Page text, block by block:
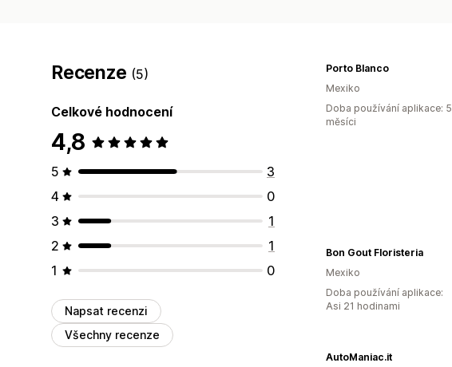
Recenze (5)
Celkové hodnocení
4,8
5
3
4
0
3
1
2
1
1
0
Napsat recenzi
Všechny recenze
Porto Blanco
Mexiko
Doba používání aplikace: 5
měsíci
Bon Gout Floristeria
Mexiko
Doba používání aplikace:
Asi 21 hodinami
AutoManiac.it